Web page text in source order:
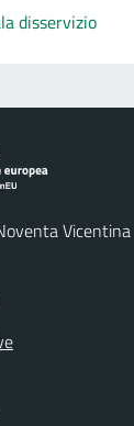
disservizio
Vicentina